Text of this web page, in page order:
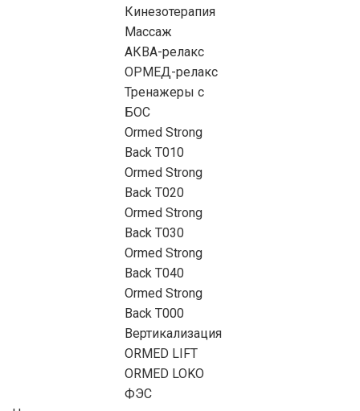
Кинезотерапия
Массаж
АКВА-релакс
ОРМЕД-релакс
Тренажеры с
БОС
Ormed Strong
Back Т010
Ormed Strong
Back Т020
Ormed Strong
Back Т030
Ormed Strong
Back Т040
Ormed Strong
Back Т000
Вертикализация
ORMED LIFT
ORMED LOKO
ФЭС